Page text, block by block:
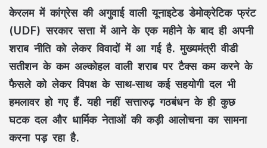
केरलम में कांग्रेस की अगुवाई वाली यूनाइटेड डेमोक्रेटिक फ्रंट
(UDF) सरकार सत्ता में आने के एक महीने के बाद ही अपनी
शराब नीति को लेकर विवादों में आ गई है. मुख्यमंत्री वीडी
सतीशन के कम अल्कोहल वाली शराब पर टैक्स कम करने के
फैसले को लेकर विपक्ष के साथ-साथ कई सहयोगी दल भी
हमलावर हो गए हैं. यही नहीं सत्तारुढ़ गठबंधन के ही कुछ
घटक दल और धार्मिक नेताओं की कड़ी आलोचना का सामना
करना पड़ रहा है.